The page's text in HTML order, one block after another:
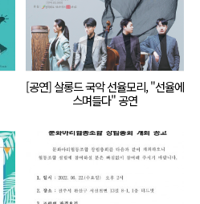
[공연] 살롱드 국악 선율모리, "선율에
스며들다" 공연